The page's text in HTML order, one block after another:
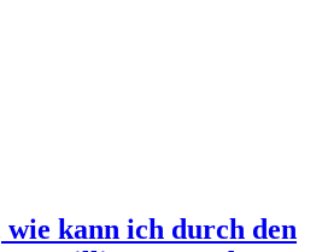
kann ich durch den